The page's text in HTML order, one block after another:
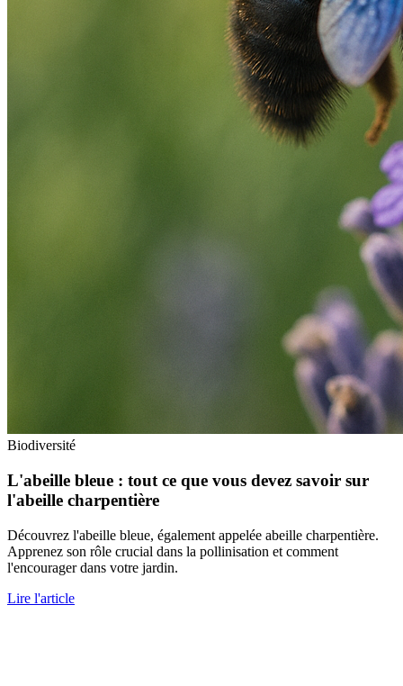
Biodiversité
L'abeille bleue : tout ce que vous devez savoir sur
l'abeille charpentière
Découvrez l'abeille bleue, également appelée abeille charpentière.
Apprenez son rôle crucial dans la pollinisation et comment
l'encourager dans votre jardin.
Lire l'article